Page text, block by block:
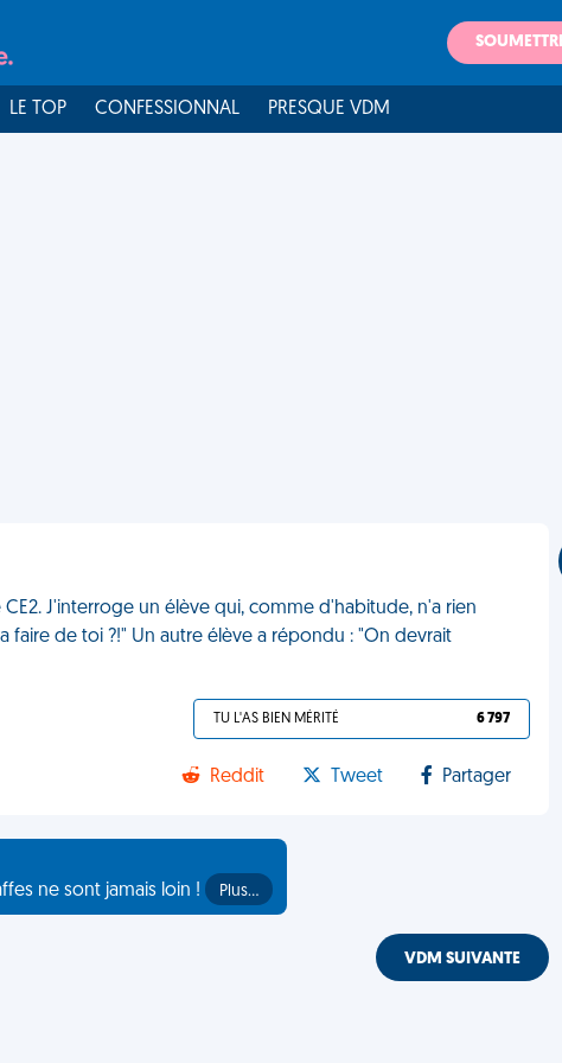
LE TOP CONFESSIONNAL PRESQUE VDM
J'interroge un élève qui, comme d'habitude, n'a rien
faire de toi ?!" Un autre élève a répondu : "On devrait
TU L'AS BIEN MÉRITÉ 6 797
Reddit Tweet Partager
ne sont jamais loin !
Plus…
VDM SUIVANTE